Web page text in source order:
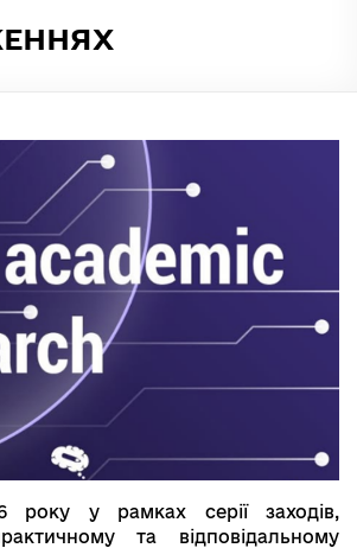
року у рамках серії заходів,
та відповідальному